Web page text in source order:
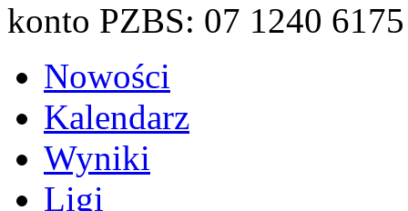
konto PZBS: 07 1240
Nowości
Kalendarz
Wyniki
Ligi